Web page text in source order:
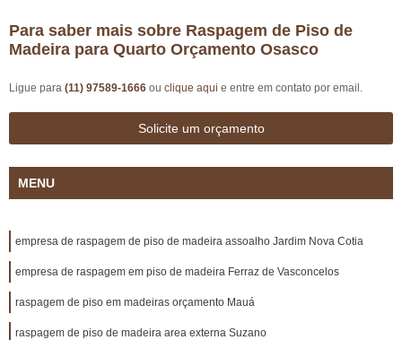
Para saber mais sobre Raspagem de Piso de
Madeira para Quarto Orçamento Osasco
Ligue para (11) 97589-1666 ou clique aqui e entre em contato por email.
Solicite um orçamento
MENU
empresa de raspagem de piso de madeira assoalho Jardim Nova Cotia
empresa de raspagem em piso de madeira Ferraz de Vasconcelos
raspagem de piso em madeiras orçamento Mauá
raspagem de piso de madeira area externa Suzano